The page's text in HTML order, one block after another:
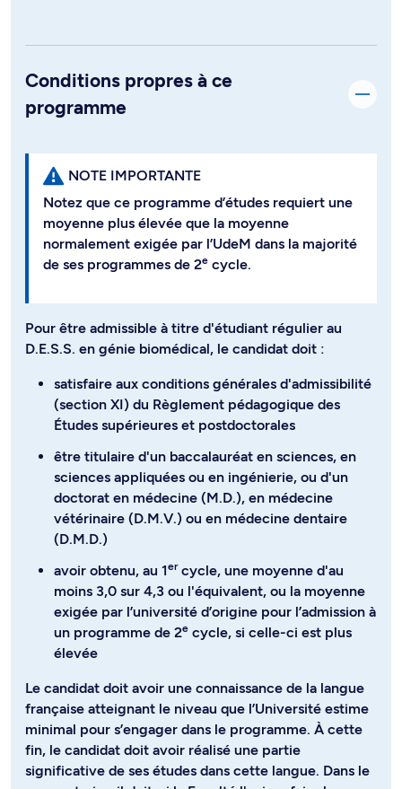
Conditions propres à ce
programme
NOTE IMPORTANTE
Notez que ce programme d’études requiert une
moyenne plus élevée que la moyenne
normalement exigée par l’UdeM dans la majorité
de ses programmes de 2e cycle.
Pour être admissible à titre d'étudiant régulier au
D.E.S.S. en génie biomédical, le candidat doit :
satisfaire aux conditions générales d'admissibilité
(section XI) du Règlement pédagogique des
Études supérieures et postdoctorales
être titulaire d'un baccalauréat en sciences, en
sciences appliquées ou en ingénierie, ou d'un
doctorat en médecine (M.D.), en médecine
vétérinaire (D.M.V.) ou en médecine dentaire
(D.M.D.)
avoir obtenu, au 1ercycle, une moyenne d'au
moins 3,0 sur 4,3 ou l'équivalent, ou la moyenne
exigée par l’université d’origine pour l’admission à
un programme de 2e cycle, si celle-ci est plus
élevée
Le candidat doit avoir une connaissance de la langue
française atteignant le niveau que l’Université estime
minimal pour s’engager dans le programme. À cette
fin, le candidat doit avoir réalisé une partie
significative de ses études dans cette langue. Dans le